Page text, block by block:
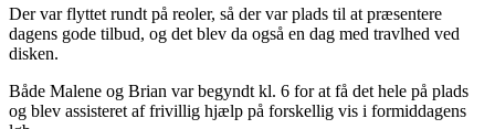
Der var flyttet rundt på reoler, så der var plads til at præsentere
dagens gode tilbud, og det blev da også en dag med travlhed ved
disken.
Både Malene og Brian var begyndt kl. 6 for at få det hele på plads
og blev assisteret af frivillig hjælp på forskellig vis i formiddagens